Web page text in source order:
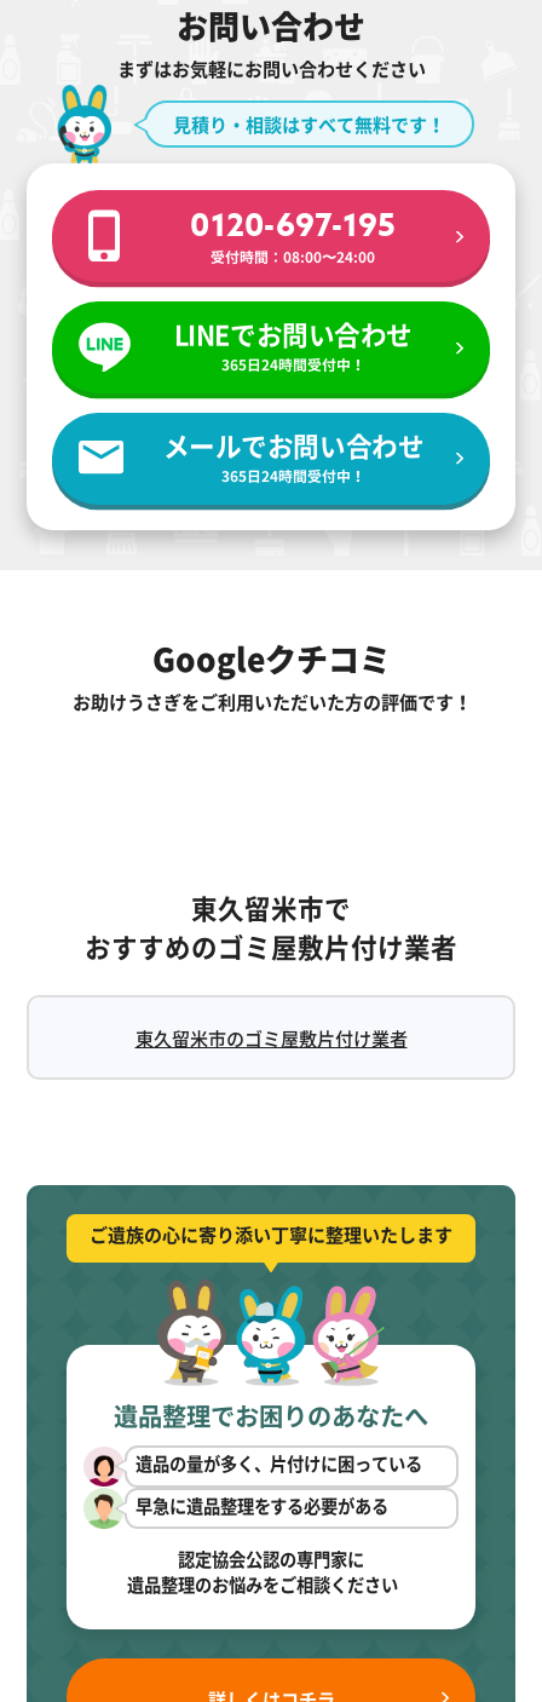
お問い合わせ
まずはお気軽にお問い合わせください
見積り・相談はすべて無料です！
0120-697-195
受付時間：08:00〜24:00
LINEでお問い合わせ
365日24時間受付中！
メールでお問い合わせ
365日24時間受付中！
Googleクチコミ
お助けうさぎをご利用いただいた方の評価です！
東久留米市で
おすすめのゴミ屋敷片付け業者
東久留米市のゴミ屋敷片付け業者
ご遺族の心に寄り添い丁寧に整理いたします
遺品整理でお困りのあなたへ
遺品の量が多く、片付けに困っている
早急に遺品整理をする必要がある
認定協会公認の専門家に
遺品整理のお悩みをご相談ください